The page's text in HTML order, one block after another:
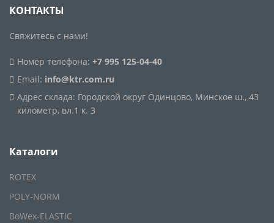
КОНТАКТЫ
Свяжитесь с нами!
Номер телефона: +7 995 125-04-40
Email: info@ktr.com.ru
Адрес склада: Городской округ Одинцово, Минское ш., 43
километр, вл.1 к. 3
Каталоги
ROTEX
POLY-NORM
BoWex-ELASTIC